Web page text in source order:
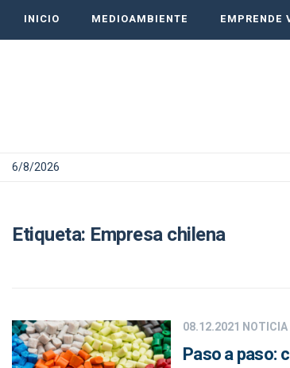
INICIO MEDIOAMBIENTE EMPRENDE
6/8/2026
Etiqueta: Empresa chilena
08.12.2021 NOTICIA
Paso a paso: